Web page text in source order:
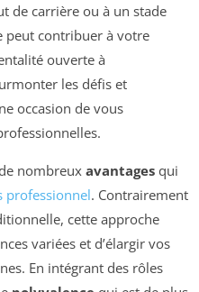
de carrière ou à un stade
peut contribuer à votre
ouverte à
les défis et
occasion de vous
nombreux avantages qui
professionnel. Contrairement
cette approche
variées et d’élargir vos
En intégrant des rôles